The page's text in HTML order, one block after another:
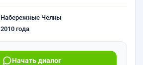
Набережные Челны
2010 года
Начать диалог